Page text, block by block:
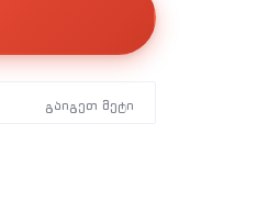
გაიგეთ მეტი